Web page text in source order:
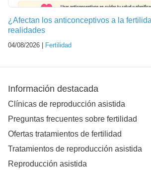
¿Afectan los anticonceptivos a la
realidades
04/08/2026 | Fertilidad
Información destacada
Clínicas de reproducción asistida
Preguntas frecuentes sobre fertilidad
Ofertas tratamientos de fertilidad
Tratamientos de reproducción asistida
Reproducción asistida